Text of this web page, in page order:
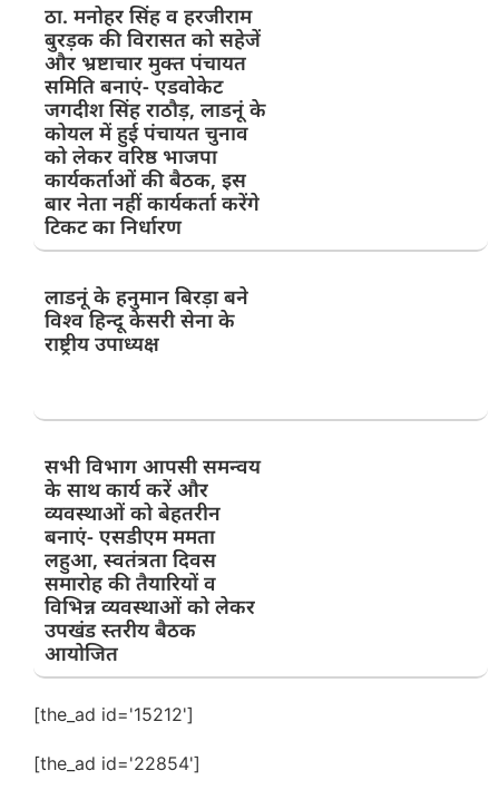
ठा. मनोहर सिंह व हरजीराम
बुरड़क की विरासत को सहेजें
और भ्रष्टाचार मुक्त पंचायत
समिति बनाएं- एडवोकेट
जगदीश सिंह राठौड़, लाडनूं के
कोयल में हुई पंचायत चुनाव
को लेकर वरिष्ठ भाजपा
कार्यकर्ताओं की बैठक, इस
बार नेता नहीं कार्यकर्ता करेंगे
टिकट का निर्धारण
लाडनूं के हनुमान बिरड़ा बने
विश्व हिन्दू केसरी सेना के
राष्ट्रीय उपाध्यक्ष
सभी विभाग आपसी समन्वय
के साथ कार्य करें और
व्यवस्थाओं को बेहतरीन
बनाएं- एसडीएम ममता
लहुआ, स्वतंत्रता दिवस
समारोह की तैयारियों व
विभिन्न व्यवस्थाओं को लेकर
उपखंड स्तरीय बैठक
आयोजित
[the_ad id='15212']
[the_ad id='22854']